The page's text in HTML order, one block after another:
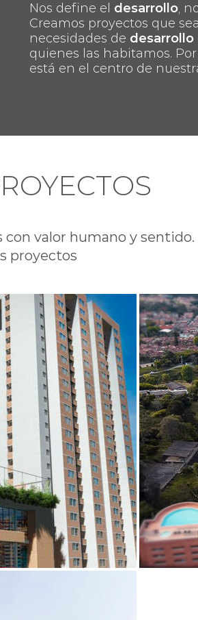
Nos define el desarrollo,
Creamos proyectos que
necesidades de desarrollo
quienes las habitamos. Por
está en el centro de
valor humano y sentido.
proyectos